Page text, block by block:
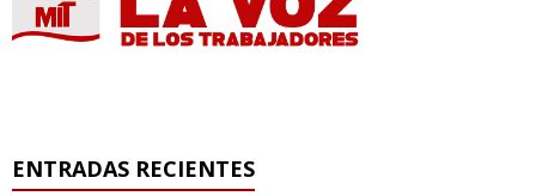
ENTRADAS RECIENTES